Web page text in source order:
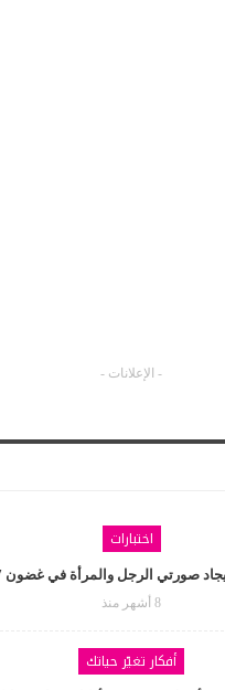
- الإعلانات -
اختبارات
صورتي الرجل والمرأة في غضون 7 ثوانٍ؟
8 أشهر منذ
أفكار تغيّر حياتك